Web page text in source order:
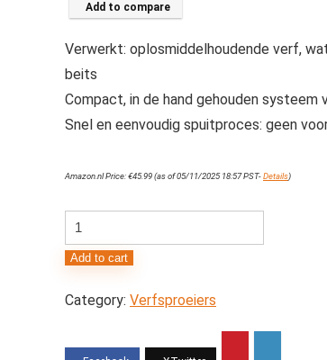
Add to compare
Verwerkt: oplosmiddelhoudende verf,
beits
Compact, in de hand gehouden systeem
Snel en eenvoudig spuitproces: geen
Amazon.nl Price:€45.99(as of 05/11/2025 18:57 PST-Details)
WAGNER
verfspuitsysteem
95
oplosmiddelhoudende
Add to cart
Category: Verfsproeiers